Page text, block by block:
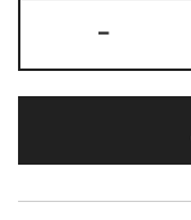
-